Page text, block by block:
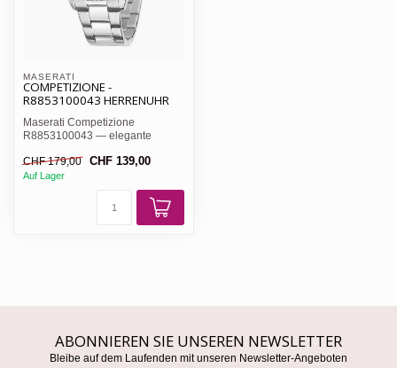
MASERATI
COMPETIZIONE -
R8853100043 HERRENUHR
Maserati Competizione
R8853100043 — elegante
Zifferblat...
CHF 179,00 CHF 139,00
Auf Lager
ABONNIEREN SIE UNSEREN NEWSLETTER
Bleibe auf dem Laufenden mit unseren Newsletter-Angeboten